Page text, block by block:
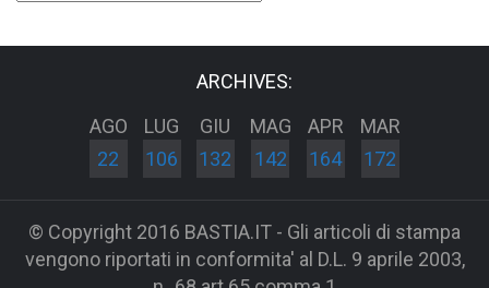
ARCHIVES:
AGO
22
LUG
106
GIU
132
MAG
142
APR
164
MAR
172
© Copyright 2016 BASTIA.IT - Gli articoli di stampa
vengono riportati in conformita' al D.L. 9 aprile 2003,